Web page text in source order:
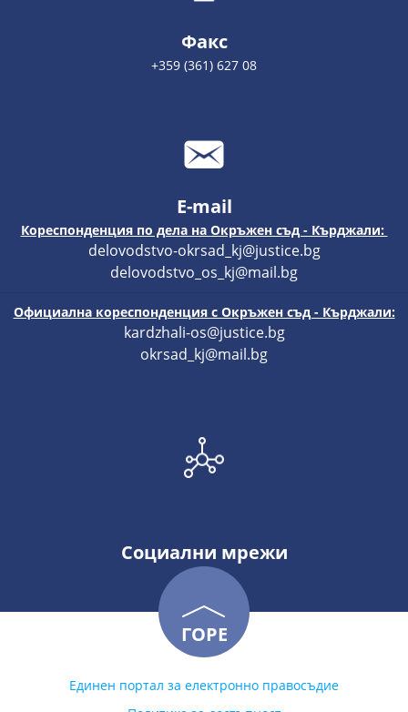
Факс
+359 (361) 627 08
E-mail
Кореспонденция по дела на Окръжен съд - Кърджали:
delovodstvo-okrsad_kj@justice.bg
delovodstvo_os_kj@mail.bg
Официална кореспонденция с Окръжен съд - Кърджали:
kardzhali-os@justice.bg
okrsad_kj@mail.bg
Социални мрежи
ГОРЕ
Единен портал за електронно правосъдие